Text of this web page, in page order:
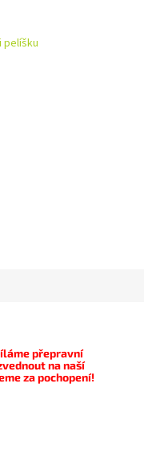
pelíšku
přepravní
na naší
za pochopení!